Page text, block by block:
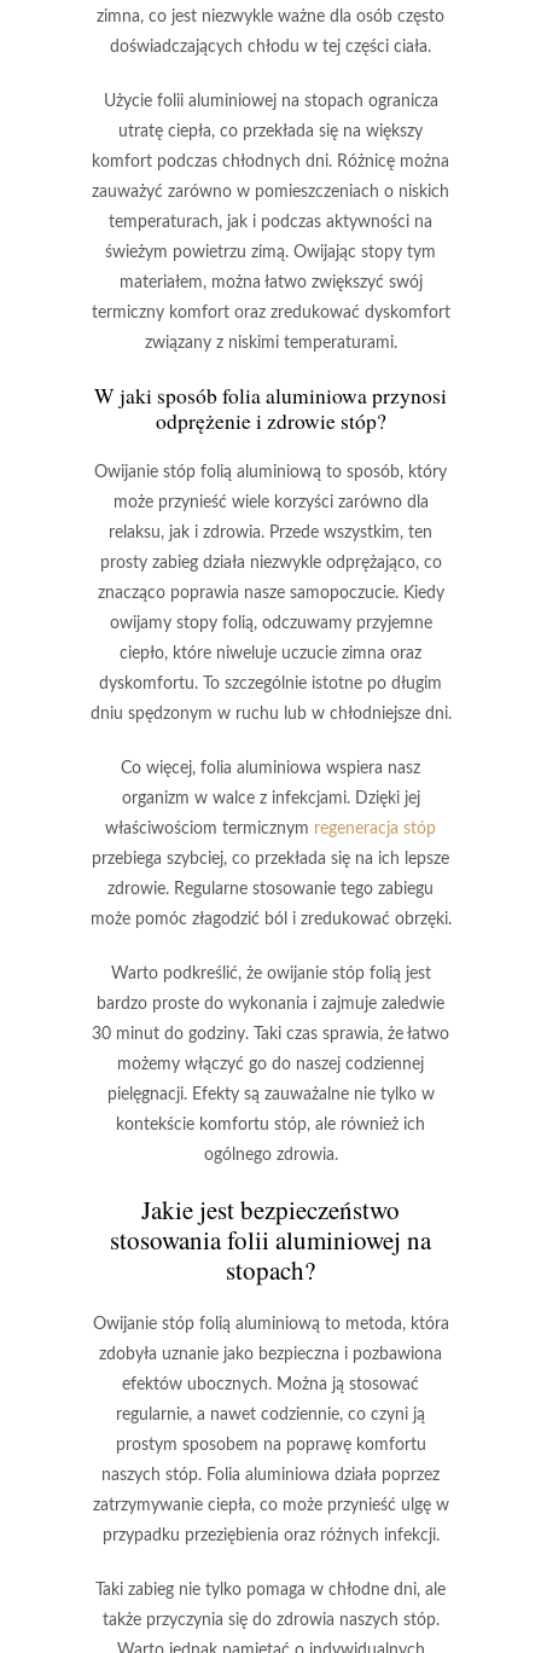
zimna, co jest niezwykle ważne dla osób często
doświadczających chłodu w tej części ciała.
Użycie folii aluminiowej na stopach ogranicza
utratę ciepła, co przekłada się na większy
komfort podczas chłodnych dni. Różnicę można
zauważyć zarówno w pomieszczeniach o niskich
temperaturach, jak i podczas aktywności na
świeżym powietrzu zimą. Owijając stopy tym
materiałem, można łatwo zwiększyć swój
termiczny komfort oraz zredukować dyskomfort
związany z niskimi temperaturami.
W jaki sposób folia aluminiowa przynosi
odprężenie i zdrowie stóp?
Owijanie stóp folią aluminiową to sposób, który
może przynieść wiele korzyści zarówno dla
relaksu, jak i zdrowia. Przede wszystkim, ten
prosty zabieg działa niezwykle odprężająco, co
znacząco poprawia nasze samopoczucie. Kiedy
owijamy stopy folią, odczuwamy przyjemne
ciepło, które niweluje uczucie zimna oraz
dyskomfortu. To szczególnie istotne po długim
dniu spędzonym w ruchu lub w chłodniejsze dni.
Co więcej, folia aluminiowa wspiera nasz
organizm w walce z infekcjami. Dzięki jej
właściwościom termicznym regeneracja stóp
przebiega szybciej, co przekłada się na ich lepsze
zdrowie. Regularne stosowanie tego zabiegu
może pomóc złagodzić ból i zredukować obrzęki.
Warto podkreślić, że owijanie stóp folią jest
bardzo proste do wykonania i zajmuje zaledwie
30 minut do godziny. Taki czas sprawia, że łatwo
możemy włączyć go do naszej codziennej
pielęgnacji. Efekty są zauważalne nie tylko w
kontekście komfortu stóp, ale również ich
ogólnego zdrowia.
Jakie jest bezpieczeństwo
stosowania folii aluminiowej na
stopach?
Owijanie stóp folią aluminiową to metoda, która
zdobyła uznanie jako bezpieczna i pozbawiona
efektów ubocznych. Można ją stosować
regularnie, a nawet codziennie, co czyni ją
prostym sposobem na poprawę komfortu
naszych stóp. Folia aluminiowa działa poprzez
zatrzymywanie ciepła, co może przynieść ulgę w
przypadku przeziębienia oraz różnych infekcji.
Taki zabieg nie tylko pomaga w chłodne dni, ale
także przyczynia się do zdrowia naszych stóp.